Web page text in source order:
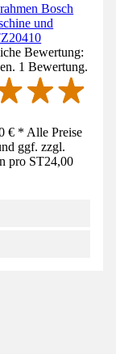
Bosch
und
Bewertung:
1 Bewertung.
€ * Alle Preise
ggf. zzgl.
pro ST24,00